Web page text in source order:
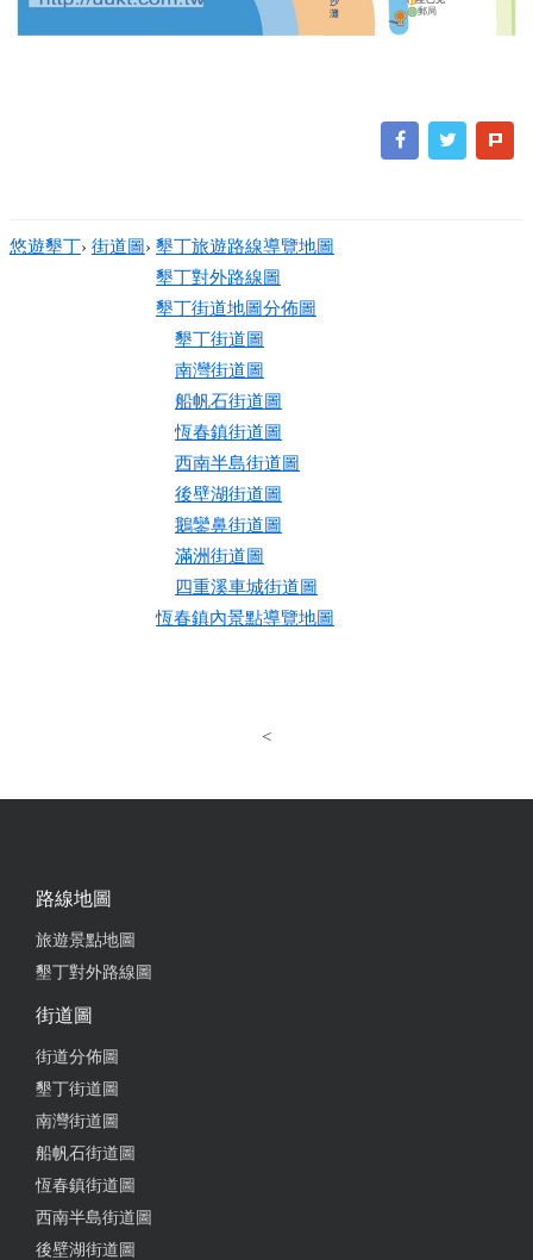
灘
郵局
悠遊墾丁› 街道圖› 墾丁旅遊路線導覽地圖
墾丁對外路線圖
墾丁街道地圖分佈圖
墾丁街道圖
南灣街道圖
船帆石街道圖
恆春鎮街道圖
西南半島街道圖
後壁湖街道圖
鵝鑾鼻街道圖
滿洲街道圖
四重溪車城街道圖
恆春鎮內景點導覽地圖
<
路線地圖
旅遊景點地圖
墾丁對外路線圖
街道圖
街道分佈圖
墾丁街道圖
南灣街道圖
船帆石街道圖
恆春鎮街道圖
西南半島街道圖
後壁湖街道圖